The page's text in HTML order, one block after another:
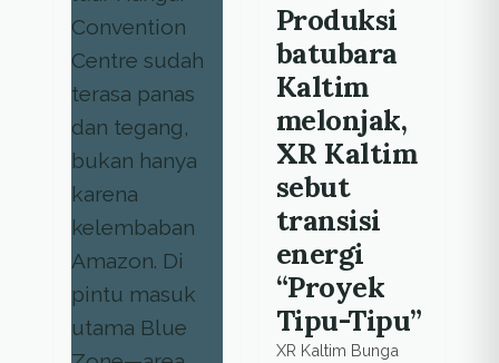
Produksi
batubara
Kaltim
melonjak,
XR Kaltim
sebut
transisi
energi
“Proyek
Tipu-Tipu”
XR Kaltim Bunga